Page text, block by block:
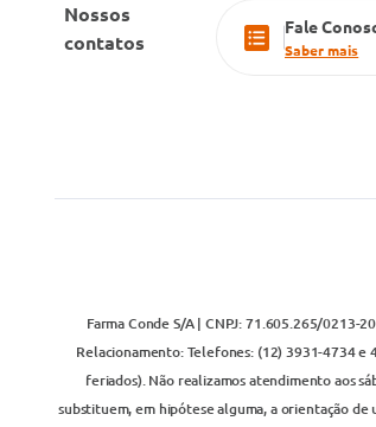
Nossos
contatos
Fale
Saber mais
Farma Conde S/A | CNPJ: 71.605.265/0213-
Relacionamento: Telefones: (12) 3931-4734 e
feriados). Não realizamos atendimento aos
substituem, em hipótese alguma, a orientação